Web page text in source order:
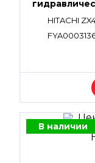
HITACHI
В наличии